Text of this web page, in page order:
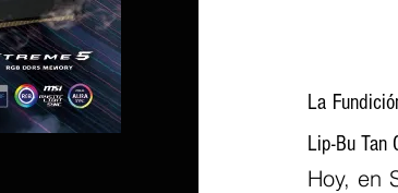
La
Lip-Bu Tan
Hoy, en